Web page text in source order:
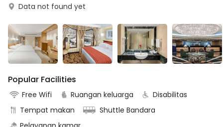
Data not found yet
Popular Facilities
Free Wifi Ruangan keluarga
Disabilitas
Tempat makan
Shuttle Bandara